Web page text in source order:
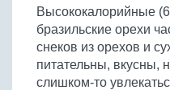
Высококалорийные
бразильские орехи
снеков из орехов и
питательны, вкусны,
слишком-то